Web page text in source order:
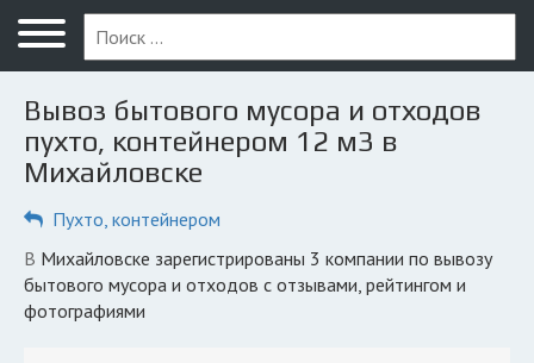
Меню
Главная
Вопрос юристу
Михайловск
ПОЛЬЗОВАТЕЛЯМ
Компании
Экоблог
Вывоз бытового мусора и отходов
пухто, контейнером 12 м3 в
Михайловске
Пухто, контейнером
в Михайловске зарегистрированы 3 компании по вывозу
бытового мусора и отходов с отзывами, рейтингом и
фотографиями